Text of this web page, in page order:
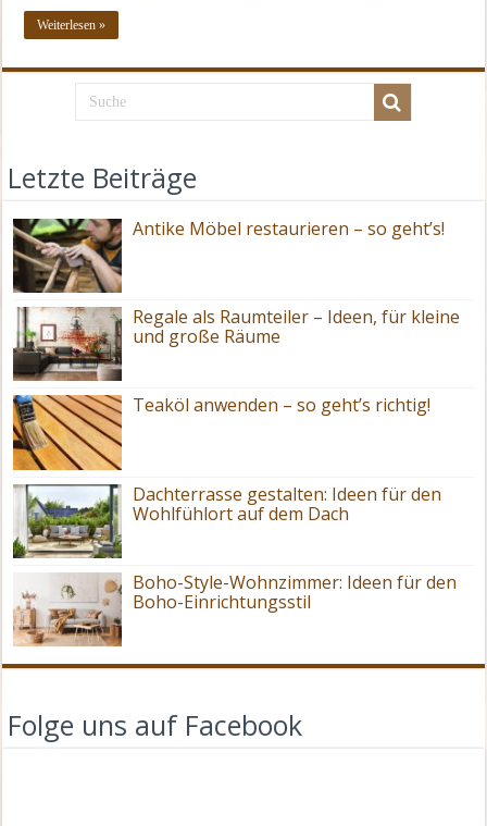
Weiterlesen »
Letzte Beiträge
Antike Möbel restaurieren – so geht’s!
Regale als Raumteiler – Ideen, für kleine
und große Räume
Teaköl anwenden – so geht’s richtig!
Dachterrasse gestalten: Ideen für den
Wohlfühlort auf dem Dach
Boho-Style-Wohnzimmer: Ideen für den
Boho-Einrichtungsstil
Folge uns auf Facebook